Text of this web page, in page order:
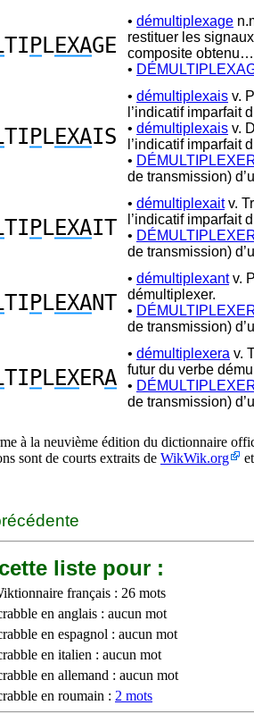
TI PLEXAGE
• démultiplexage
restituer les
composite obtenu…
•
TI PLEXAIS
• démultiplexais v.
l’indicatif imparfait
• démultiplexais v.
l’indicatif imparfait
•
de transmission)
TI PLEXAIT
• démultiplexaitv.
l’indicatif imparfait
•
de transmission)
TI PLEXANT
• démultiplexantv.
démultiplexer.
•
de transmission)
TI PLEXERA
• démultiplexera v.
futur du verbe
•
de transmission)
à la neuvième édition du dictionnaire
sont de courts extraits de WikWik.org
liste pour :
français : 26 mots
en anglais : aucun mot
en espagnol : aucun mot
en italien : aucun mot
en allemand : aucun mot
en roumain : 2 mots